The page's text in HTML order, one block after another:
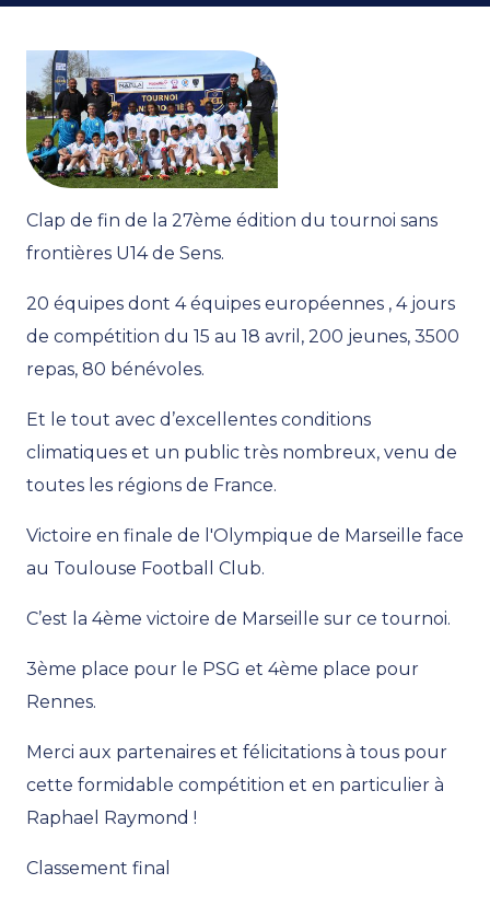
Clap de fin de la 27ème édition du tournoi sans
frontières U14 de Sens.
20 équipes dont 4 équipes européennes , 4 jours
de compétition du 15 au 18 avril, 200 jeunes, 3500
repas, 80 bénévoles.
Et le tout avec d’excellentes conditions
climatiques et un public très nombreux, venu de
toutes les régions de France.
Victoire en finale de l'Olympique de Marseille face
au Toulouse Football Club.
C’est la 4ème victoire de Marseille sur ce tournoi.
3ème place pour le PSG et 4ème place pour
Rennes.
Merci aux partenaires et félicitations à tous pour
cette formidable compétition et en particulier à
Raphael Raymond !
Classement final